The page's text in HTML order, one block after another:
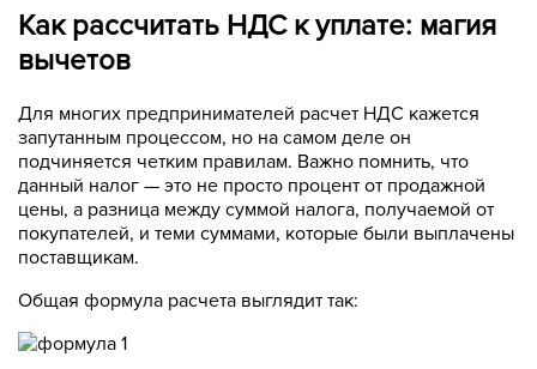
Как рассчитать НДС к уплате: магия
вычетов
Для многих предпринимателей расчет НДС кажется
запутанным процессом, но на самом деле он
подчиняется четким правилам. Важно помнить, что
данный налог — это не просто процент от продажной
цены, а разница между суммой налога, получаемой от
покупателей, и теми суммами, которые были выплачены
поставщикам.
Общая формула расчета выглядит так: